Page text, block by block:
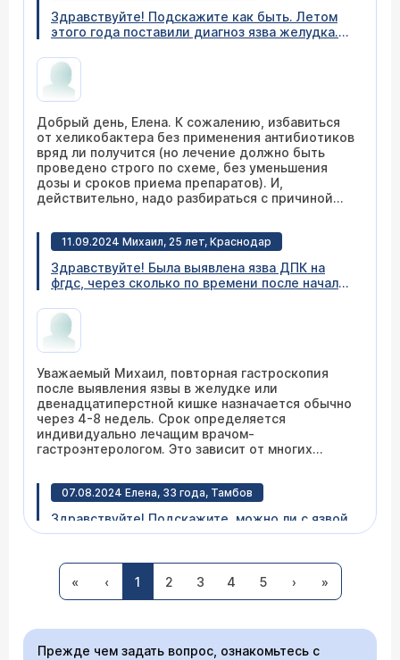
Здравствуйте! Подскажите как быть. Летом
этого года поставили диагноз язва желудка.
лечили язву препаратами. Язва зарубцевалась.
Пробовала два раза пить антибиотик от
бактерии, но не могу, в первый же день
утро стоит тошнота. После еды тяжесть. Как
быть в этом случае? Чем лечить бактерию,
если плохо от антибиотиков любых!? Доктор
мне говорит, что тошнота моя не от желудка. У
меня еще осадок в желчном.
Добрый день, Елена. К сожалению, избавиться
от хеликобактера без применения антибиотиков
вряд ли получится (но лечение должно быть
проведено строго по схеме, без уменьшения
дозы и сроков приема препаратов). И,
действительно, надо разбираться с причиной
гастроэнтеролог поможет Вам справиться с
11.09.2024 Михаил, 25 лет, Краснодар
Здравствуйте! Была выявлена язва ДПК на
фгдс, через сколько по времени после начала
Уважаемый Михаил, повторная гастроскопия
после выявления язвы в желудке или
двенадцатиперстной кишке назначается обычно
через 4-8 недель. Срок определяется
индивидуально лечащим врачом-
гастроэнтерологом. Это зависит от многих
07.08.2024 Елена, 33 года, Тамбов
Здравствуйте! Подскажите, можно ли с язвой
желудка курить электронные сигареты? И
том числе электронные. Причиной язвенной
« ‹ 1 2 3 4 5 › »
Прежде чем задать вопрос, ознакомьтесь с